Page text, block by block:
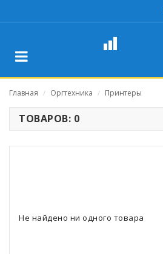
Главная / Оргтехника / Принтеры
ТОВАРОВ: 0
Не найдено ни одного товара